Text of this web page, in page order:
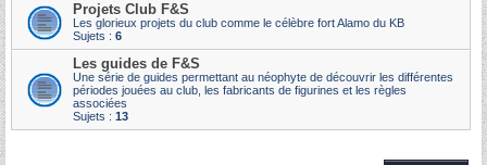
Projets Club F&S
Les glorieux projets du club comme le célèbre fort Alamo du KB
Sujets : 6
Les guides de F&S
Une série de guides permettant au néophyte de découvrir les différentes
périodes jouées au club, les fabricants de figurines et les règles
associées
Sujets : 13